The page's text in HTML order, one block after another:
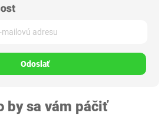
Odoslať
by sa vám páčiť